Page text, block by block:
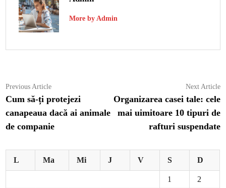
More by Admin
Navigare
în
articole
Previous ArticlePrevious
article:
Cum să-ți protejezi
canapeaua dacă ai animale
de companie
Next Article
Organizarea casei tale: cele
mai uimitoare 10 tipuri de
rafturi suspendate
L Ma Mi J V S D
1 2